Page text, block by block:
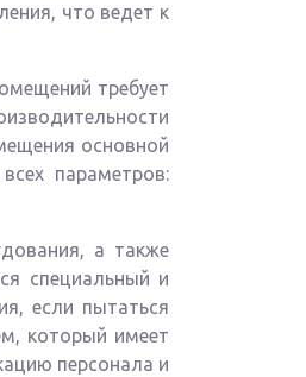
что ведет к
требует
основной
параметров:
а также
специальный и
если пытаться
который имеет
персонала и